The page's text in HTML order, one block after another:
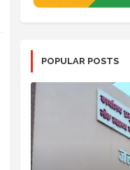
POPULAR POSTS